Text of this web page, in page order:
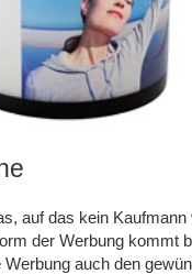
auf das kein
der Werbung kommt
Werbung auch den